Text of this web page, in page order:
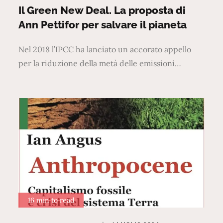
on
Il Green New Deal. La proposta di
Ann Pettifor per salvare il pianeta
Nel 2018 l’IPCC ha lanciato un accorato appello
per la riduzione della metà delle emissioni…
16 min to read